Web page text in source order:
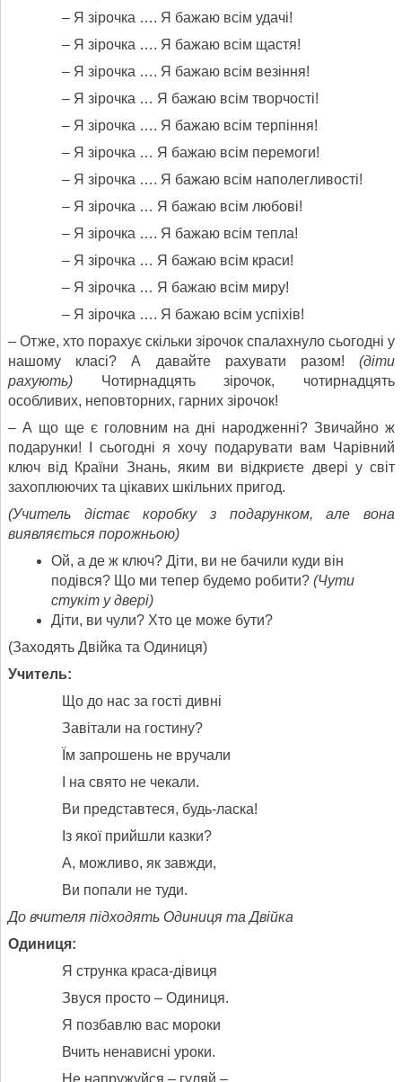
– Я зірочка …. Я бажаю всім удачі!
– Я зірочка …. Я бажаю всім щастя!
– Я зірочка …. Я бажаю всім везіння!
– Я зірочка … Я бажаю всім творчості!
– Я зірочка …. Я бажаю всім терпіння!
– Я зірочка … Я бажаю всім перемоги!
– Я зірочка …. Я бажаю всім наполегливості!
– Я зірочка … Я бажаю всім любові!
– Я зірочка …. Я бажаю всім тепла!
– Я зірочка … Я бажаю всім краси!
– Я зірочка … Я бажаю всім миру!
– Я зірочка …. Я бажаю всім успіхів!
– Отже, хто порахує скільки зірочок спалахнуло сьогодні у
нашому класі? А давайте рахувати разом! (діти
рахують) Чотирнадцять зірочок, чотирнадцять
особливих, неповторних, гарних зірочок!
– А що ще є головним на дні народженні? Звичайно ж
подарунки! І сьогодні я хочу подарувати вам Чарівний
ключ від Країни Знань, яким ви відкриєте двері у світ
захоплюючих та цікавих шкільних пригод.
(Учитель дістає коробку з подарунком, але вона
виявляється порожньою)
Ой, а де ж ключ? Діти, ви не бачили куди він
подівся? Що ми тепер будемо робити? (Чути
стукіт у двері)
Діти, ви чули? Хто це може бути?
(Заходять Двійка та Одиниця)
Учитель:
Що до нас за гості дивні
Завітали на гостину?
Їм запрошень не вручали
І на свято не чекали.
Ви представтеся, будь-ласка!
Із якої прийшли казки?
А, можливо, як завжди,
Ви попали не туди.
До вчителя підходять Одиниця та Двійка
Одиниця:
Я струнка краса-дівиця
Звуся просто – Одиниця.
Я позбавлю вас мороки
Вчить ненависні уроки.